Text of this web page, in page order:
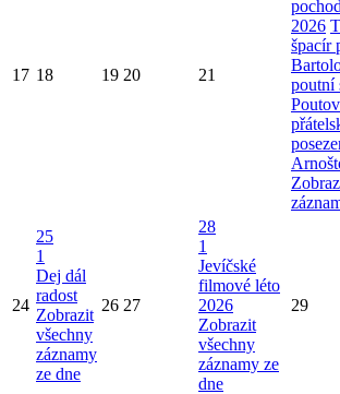
17 18 19 20 21
2026
špacír
poutní
24
25
1
Dej dál
radost
Zobrazit
všechny
záznamy
ze dne
26 27
28
1
Jevíčské
filmové léto
2026
Zobrazit
všechny
záznamy ze
dne
29